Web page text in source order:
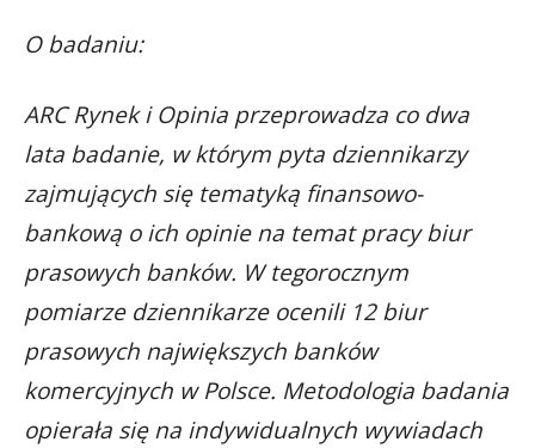
O badaniu:
ARC Rynek i Opinia przeprowadza co dwa
lata badanie, w którym pyta dziennikarzy
zajmujących się tematyką finansowo-
bankową o ich opinie na temat pracy biur
prasowych banków. W tegorocznym
pomiarze dziennikarze ocenili 12 biur
prasowych największych banków
komercyjnych w Polsce. Metodologia badania
opierała się na indywidualnych wywiadach